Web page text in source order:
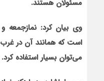
مسئولان هستند.
وی بیان کرد: نمازجمعه
است که همانند آن‌ در غرب
می‌توان بسیار استفاده کرد.